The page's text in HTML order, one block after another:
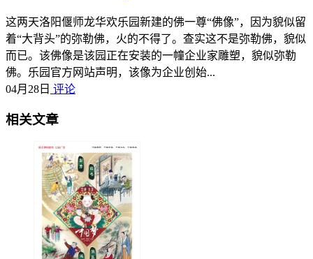
这两天洛阳偃师龙华欢乐园新建的佛一尊“佛像”，因为貌似留
着“大背头”的弥勒佛，火的不得了。查实这不是弥勒佛，貌似
而已。该佛像是该园正在安装的一幢企业家雕塑，貌似弥勒
佛。乐园官方网站声明，该像为企业创始...
04月28日 评论
相关文章